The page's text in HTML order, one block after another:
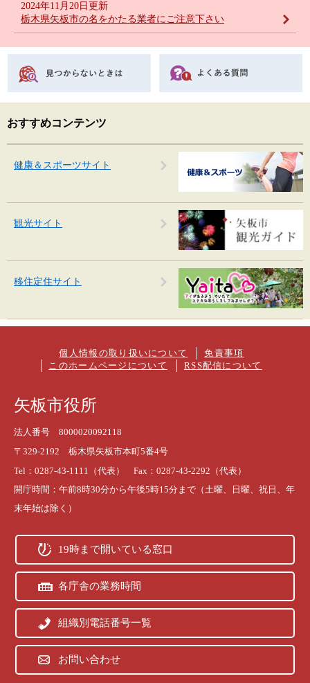
栃木県矢板市の名をかたる業者にご注意下さい
2024年11月20日更新
おすすめコンテンツ
健康＆スポーツサイト
観光サイト
移住定住サイト
個人情報の取り扱いについて
免責事項
このホームページについて
RSS配信について
矢板市役所
法人番号 8000020092118
〒329-2192 栃木県矢板市本町5番4号
Tel：0287-43-1111（代表） Fax：0287-43-2292（代表）
開庁時間：午前8時30分から午後5時15分まで（土曜、日曜、祝日、年
末年始は除く）
19時まで開いている窓口
各庁舎の業務時間
組織別電話番号一覧
お問い合わせ